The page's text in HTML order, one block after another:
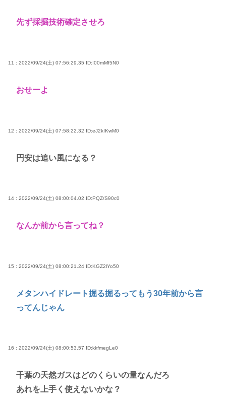
先ず採掘技術確定させろ
11 : 2022/09/24(土) 07:56:29.35 ID:I00mMf5N0
おせーよ
12 : 2022/09/24(土) 07:58:22.32 ID:eJ2kIKwM0
円安は追い風になる？
14 : 2022/09/24(土) 08:00:04.02 ID:PQZ/S90c0
なんか前から言ってね？
15 : 2022/09/24(土) 08:00:21.24 ID:KGZ2lYo50
メタンハイドレート掘る掘るってもう30年前から言
ってんじゃん
16 : 2022/09/24(土) 08:00:53.57 ID:kkfmegLe0
千葉の天然ガスはどのくらいの量なんだろ
あれを上手く使えないかな？